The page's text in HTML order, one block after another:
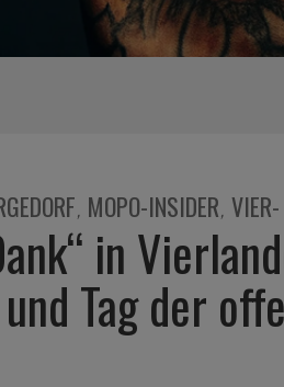
, MOPO-INSIDER,
in
Tag der